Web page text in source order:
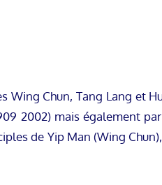
Wing Chun, Tang Lang et
2002) mais également
de Yip Man (Wing